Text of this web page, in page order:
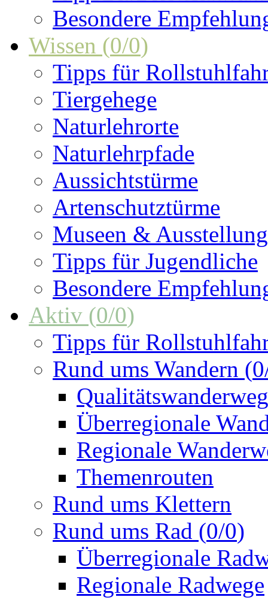
Besondere
Wissen (0/0)
Tipps für
Tiergehege
Naturlehrorte
Naturlehrpfade
Aussichtstürme
Artenschutztürme
Museen &
Tipps für Jugendliche
Besondere
Aktiv (0/0)
Tipps für
Rund ums Wandern (0
Überregionale
Regionale
Themenrouten
Rund ums Klettern
Rund ums Rad (0/0)
Überregionale
Regionale Radwege